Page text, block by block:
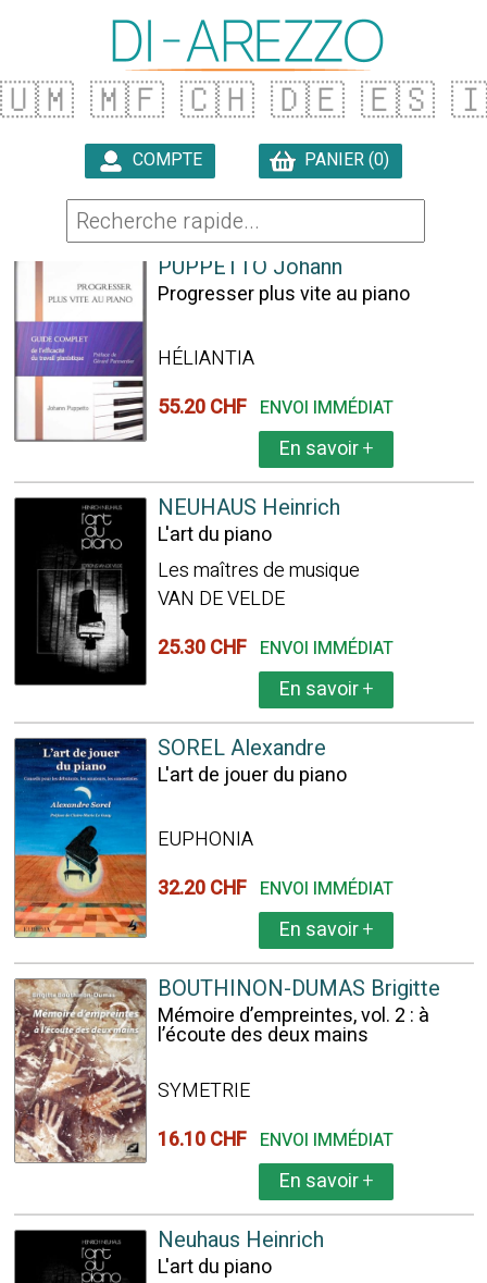
🇺🇲 🇲🇫 🇨🇭 🇩🇪 🇪🇸
COMPTE PANIER (0)
217 ARTICLES TROUVÉS
PUPPETTO Johann
Progresser plus vite au piano
HÉLIANTIA
55.20 CHF ENVOI IMMÉDIAT
En savoir+
NEUHAUS Heinrich
L'art du piano
Les maîtres de musique
VAN DE VELDE
25.30 CHF ENVOI IMMÉDIAT
En savoir+
SOREL Alexandre
L'art de jouer du piano
EUPHONIA
32.20 CHF ENVOI IMMÉDIAT
En savoir+
BOUTHINON-DUMAS Brigitte
Mémoire d’empreintes, vol. 2 : à
l’écoute des deux mains
SYMETRIE
16.10 CHF ENVOI IMMÉDIAT
En savoir+
Neuhaus Heinrich
L'art du piano